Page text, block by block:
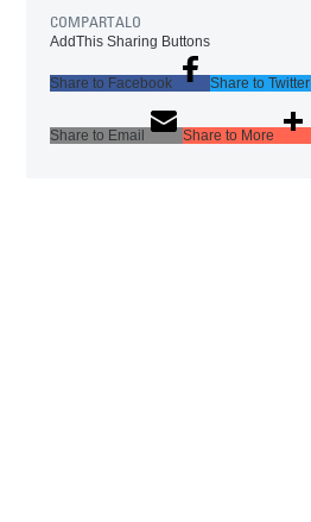
COMPARTALO
AddThis Sharing Buttons
Share to Facebook Share to Twitter
Share to Email Share to More